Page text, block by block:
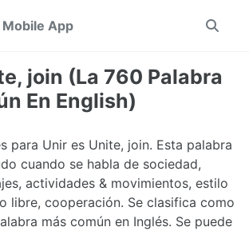
App
Toggle
join (La 760 Palabra
En English)
para Unir es Unite, join. Esta palabra
cuando se habla de sociedad,
actividades & movimientos, estilo
libre, cooperación. Se clasifica como
más común en Inglés. Se puede